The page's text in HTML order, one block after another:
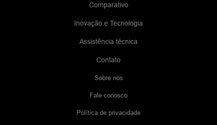
Comparativo
Inovação e Tecnologia
Assistência técnica
Contato
Sobre nós
Fale conosco
Política de privacidade